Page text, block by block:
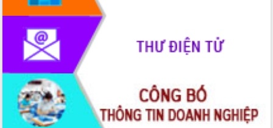
hoạch tỉnh thời kỳ 2021-2030
Hội thảo góp ý hồ sơ điều chỉnh quy
hoạch tỉnh Đắk Lắk thời kỳ 2021-2030,
tầm nhìn đến năm 2050
Nâng cao hiệu quả hoạt động của các
doanh nghiệp nhà nước
Hội nghị triển khai kết nối mạng
truyền số liệu chuyên dùng phục vụ cơ
quan Đảng, Nhà nước